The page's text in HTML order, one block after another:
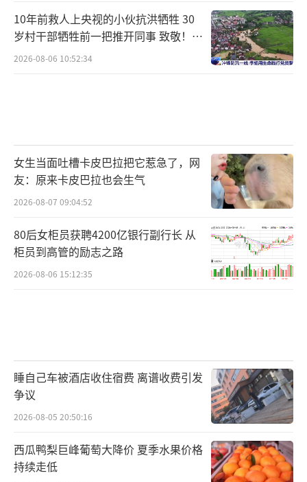
10年前救人上央视的小伙抗洪牺牲 30
岁村干部牺牲前一把推开同事 致敬！送
别！
2026-08-06 10:52:34
女生当面吐槽卡皮巴拉把它惹急了，网
友：原来卡皮巴拉也会生气
2026-08-07 09:04:52
80后女柜员获聘4200亿银行副行长 从
柜员到高管的励志之路
2026-08-06 15:12:35
睡自己车被酒店收住宿费 离谱收费引发
争议
2026-08-05 20:50:16
西瓜鸭梨巨峰葡萄大降价 夏季水果价格
持续走低